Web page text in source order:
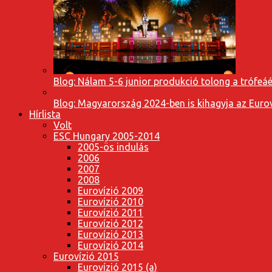
Blog: Nálam 5-6 junior produkció tolong a
Blog: Magyarország 2024-ben is kihagyja az
Hírlista
Volt
ESC Hungary 2005-2014
2005-ös indulás
2006
2007
2008
Eurovízió 2009
Eurovízió 2010
Eurovízió 2011
Eurovízió 2012
Eurovízió 2013
Eurovízió 2014
Eurovízió 2015
Eurovízió 2015 (a)